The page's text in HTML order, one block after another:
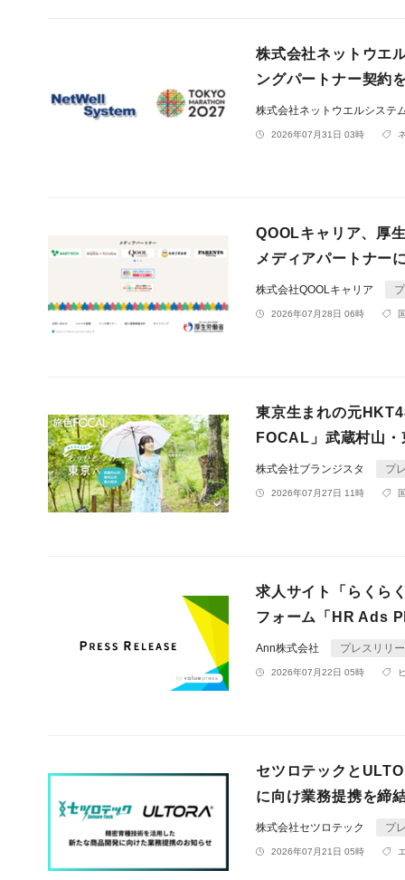
株式会社ネットウエ
ングパートナー契約
株式会社ネットウエルシステ
2026年07月31日 03時
QOOLキャリア、厚
メディアパートナー
株式会社QOOLキャリア
2026年07月28日 06時
東京生まれの元
FOCAL」武蔵村山
株式会社ブランジスタ プ
2026年07月27日 11時
求人サイト「らくら
フォーム「HR Ads
Ann株式会社 プレスリリ
2026年07月22日 05時
セツロテックと
に向け業務提携を締
株式会社セツロテック プ
2026年07月21日 05時